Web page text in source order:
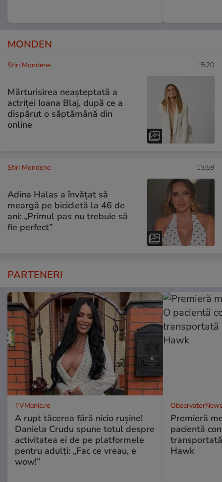
MONDEN
Stiri Mondene 15:20
Mărturisirea neașteptată a
actriței Ioana Blaj, după ce a
dispărut o săptămână din
online
Stiri Mondene 13:59
Adina Halas a învățat să
meargă pe bicicletă la 46 de
ani: „Primul pas nu trebuie să
fie perfect”
PARTENERI
TVMania.ro
A rupt tăcerea fără nicio rușine!
Daniela Crudu spune totul despre
activitatea ei de pe platformele
pentru adulți: „Fac ce vreau, e
wow!”
Premieră
pacientă
Hawk